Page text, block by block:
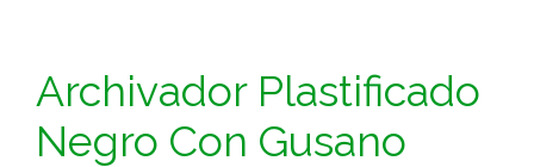
Archivador Plastificado
Negro Con Gusano